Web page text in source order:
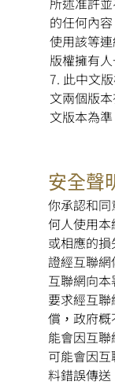
的任何內
使用該等
版權擁有
此中文
文兩個版
文版本為準
安全聲
你承認和
何人使用
或相應的
證經互聯
互聯網向
要求經互
償，政府
能會因互
可能會因
料錯誤傳送